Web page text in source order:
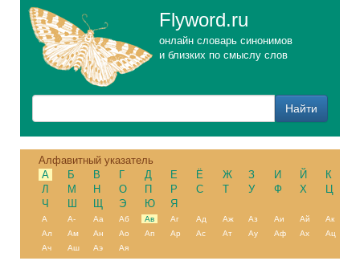
Flyword.ru
онлайн словарь синонимов
и близких по смыслу слов
Алфавитный указатель
А
Б В Г Д Е Ё Ж З И Й
К
Л
М Н О П Р С Т У Ф Х
Ц
Ч
Ш Щ Э Ю Я
А А- Аа Аб Ав Аг Ад Аж Аз Аи Ай
Ак
Ал
Ам Ан Ао Ап Ар Ас Ат Ау Аф Ах
Ац
Ач
Аш Аэ Ая